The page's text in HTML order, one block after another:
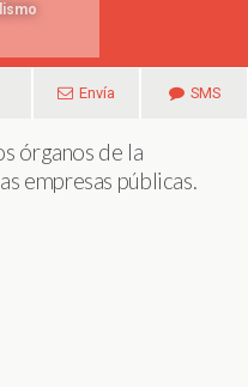
Envía SMS
órganos de la
empresas públicas.